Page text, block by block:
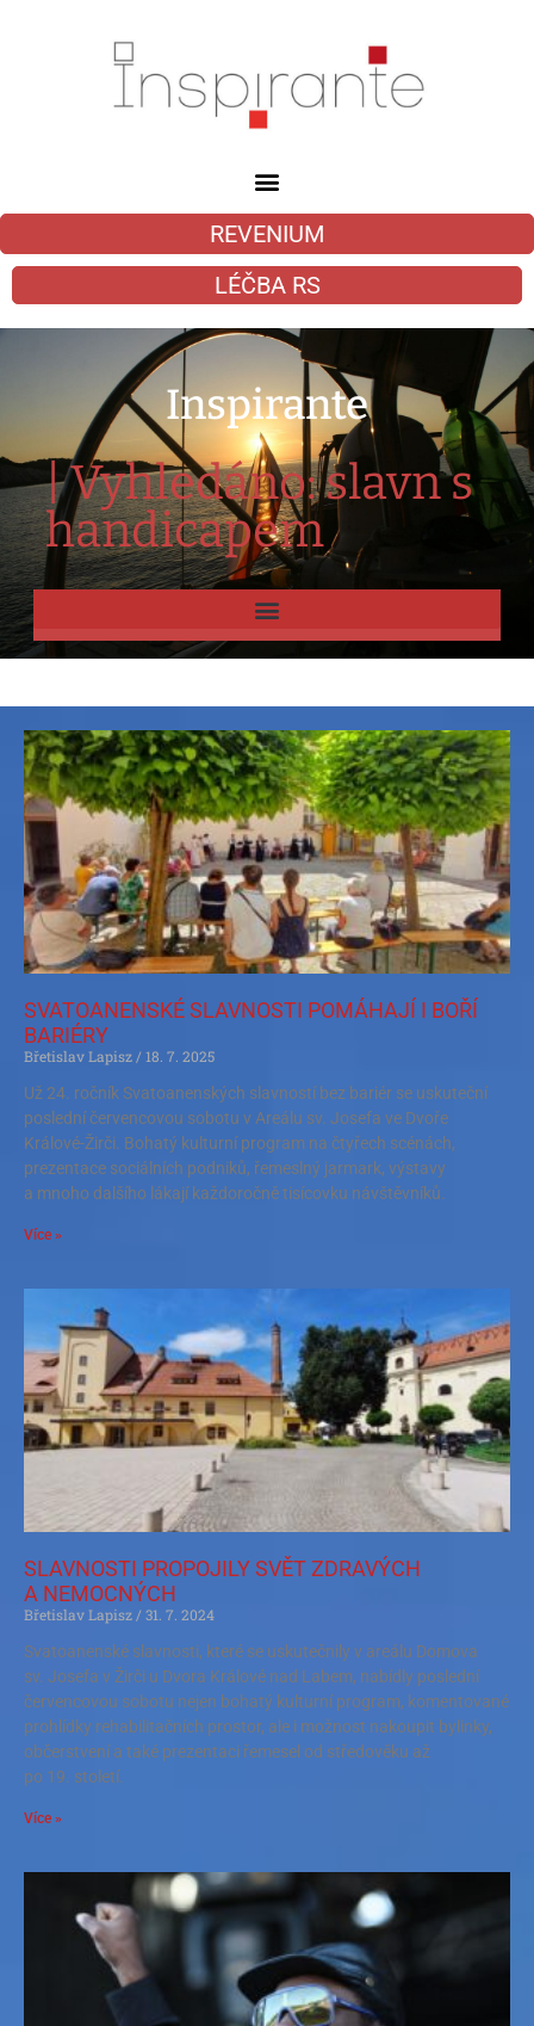
REVENIUM
LÉČBA RS
Inspirante
| Vyhledáno: slavn s
handicapem
SVATOANENSKÉ SLAVNOSTI POMÁHAJÍ I BOŘÍ
BARIÉRY
Břetislav Lapisz
18. 7. 2025
Už 24. ročník Svatoanenských slavností bez bariér se uskuteční
poslední červencovou sobotu v Areálu sv. Josefa ve Dvoře
Králové-Žirči. Bohatý kulturní program na čtyřech scénách,
prezentace sociálních podniků, řemeslný jarmark, výstavy
a mnoho dalšího lákají každoročně tisícovku návštěvníků.
Více »
SLAVNOSTI PROPOJILY SVĚT ZDRAVÝCH
A NEMOCNÝCH
Břetislav Lapisz
31. 7. 2024
Svatoanenské slavnosti, které se uskutečnily v areálu Domova
sv. Josefa v Žirči u Dvora Králové nad Labem, nabídly poslední
červencovou sobotu nejen bohatý kulturní program, komentované
prohlídky rehabilitačních prostor, ale i možnost nakoupit bylinky,
občerstvení a také prezentaci řemesel od středověku až
po 19. století.
Více »